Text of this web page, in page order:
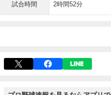
試合時間 2時間52分